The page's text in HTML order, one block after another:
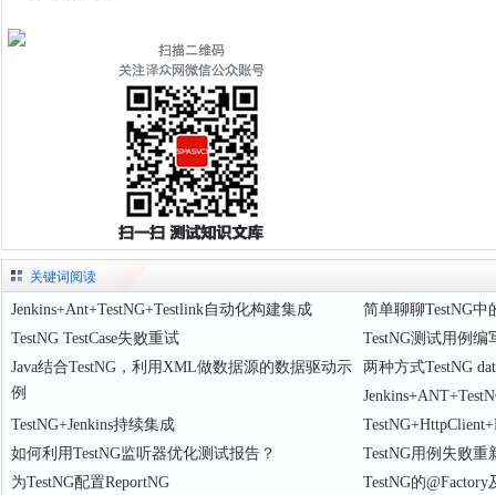
关键词阅读
Jenkins+Ant+TestNG+Testlink自动化构建集成
简单聊聊TestNG中
TestNG TestCase失败重试
TestNG测试用例编
Java结合TestNG，利用XML做数据源的数据驱动示
例
两种方式TestNG
TestNG+Jenkins持续集成
如何利用TestNG监听器优化测试报告？
TestNG用例失败重
为TestNG配置ReportNG
TestNG的